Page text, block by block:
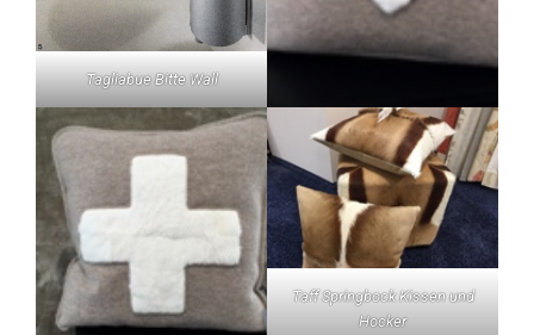
Tagliabue Bitte Wall
Taff Springbock Kissen und
Hocker